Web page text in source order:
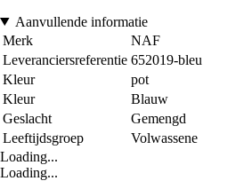
Aanvullende informatie
Merk
NAF
Leveranciersreferentie 652019-bleu
Kleur
pot
Kleur
Blauw
Geslacht
Gemengd
Leeftijdsgroep
Volwassene
Loading...
Loading...